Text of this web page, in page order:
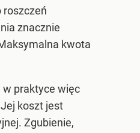
roszczeń
znacznie
kwota
w praktyce więc
koszt jest
Zgubienie,